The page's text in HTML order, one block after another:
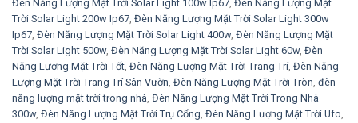
Đèn Năng Lượng Mặt Trời Solar Light 100w Ip67, Đèn Năng Lượng Mặt
Trời Solar Light 200w Ip67, Đèn Năng Lượng Mặt Trời Solar Light 300w
Ip67, Đèn Năng Lượng Mặt Trời Solar Light 400w, Đèn Năng Lượng Mặt
Trời Solar Light 500w, Đèn Năng Lượng Mặt Trời Solar Light 60w, Đèn
Năng Lượng Mặt Trời Tốt, Đèn Năng Lượng Mặt Trời Trang Trí, Đèn Năng
Lượng Mặt Trời Trang Trí Sân Vườn, Đèn Năng Lượng Mặt Trời Tròn, đèn
năng lượng mặt trời trong nhà, Đèn Năng Lượng Mặt Trời Trong Nhà
300w, Đèn Năng Lượng Mặt Trời Trụ Cổng, Đèn Năng Lượng Mặt Trời Ufo,